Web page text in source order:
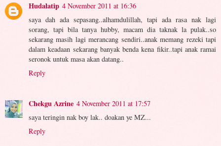
Hudalatip 4 November 2011 at 16:36
saya dah ada sepasang..alhamdulillah, tapi ada rasa nak lagi
sorang, tapi bila tanya hubby, macam dia taknak la pulak..so
sekarang masih lagi merancang sendiri..anak memang rezeki tapi
dalam keadaan sekarang banyak benda kena fikir..tapi anak ramai
seronok untuk masa akan datang..
Reply
Chekgu Azrine 4 November 2011 at 17:57
saya teringin nak boy lak.. doakan ye MZ...
Reply